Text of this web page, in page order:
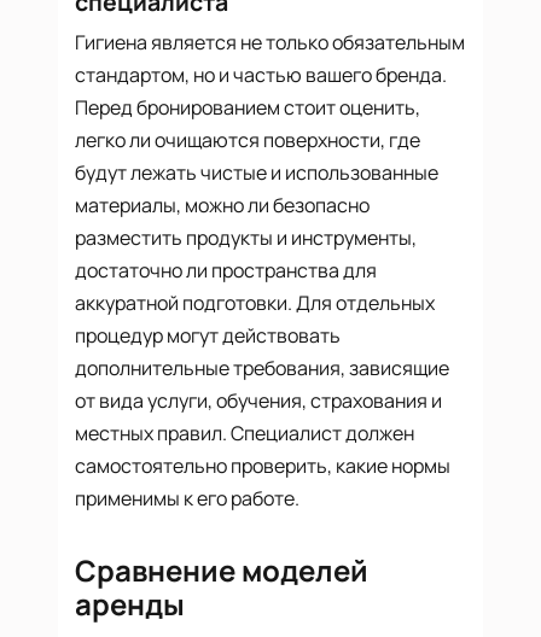
Гигиена является не только обязательным
стандартом, но и частью вашего бренда.
Перед бронированием стоит оценить,
легко ли очищаются поверхности, где
будут лежать чистые и использованные
материалы, можно ли безопасно
разместить продукты и инструменты,
достаточно ли пространства для
аккуратной подготовки. Для отдельных
процедур могут действовать
дополнительные требования, зависящие
от вида услуги, обучения, страхования и
местных правил. Специалист должен
самостоятельно проверить, какие нормы
применимы к его работе.
Сравнение моделей
аренды